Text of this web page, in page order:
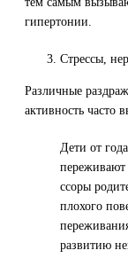
гипертонии.
Стрессы,
Различные
активность часто
Дети от
переживают
ссоры
плохого
развитию